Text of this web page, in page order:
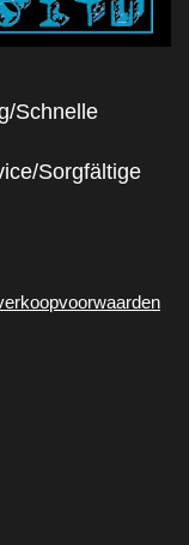
Schnelle
Sorgfältige